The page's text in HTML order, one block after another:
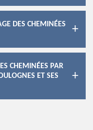
DES CHEMINÉES
CHEMINÉES PAR
ET SES